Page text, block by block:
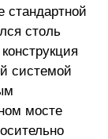
стандартной
столь
системой
мосте